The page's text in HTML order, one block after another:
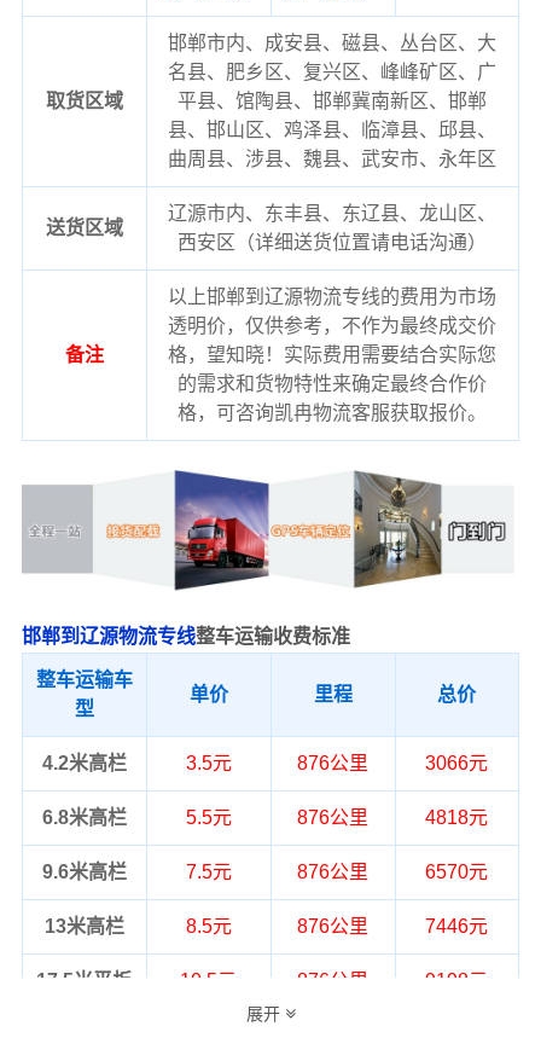
取货区域
邯郸市内、成安县、磁县、丛台区、大
名县、肥乡区、复兴区、峰峰矿区、广
平县、馆陶县、邯郸冀南新区、邯郸
县、邯山区、鸡泽县、临漳县、邱县、
曲周县、涉县、魏县、武安市、永年区
送货区域
辽源市内、东丰县、东辽县、龙山区、
西安区（详细送货位置请电话沟通）
备注
以上邯郸到辽源物流专线的费用为市场
透明价，仅供参考，不作为最终成交价
格，望知晓！实际费用需要结合实际您
的需求和货物特性来确定最终合作价
格，可咨询凯冉物流客服获取报价。
邯郸到辽源物流专线整车运输收费标准
整车运输车
型
单价 里程 总价
4.2米高栏 3.5元 876公里 3066元
6.8米高栏 5.5元 876公里 4818元
9.6米高栏 7.5元 876公里 6570元
13米高栏 8.5元 876公里 7446元
17.5米平板 10.5元 876公里 9198元
展开